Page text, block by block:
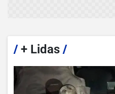
/+ Lidas /